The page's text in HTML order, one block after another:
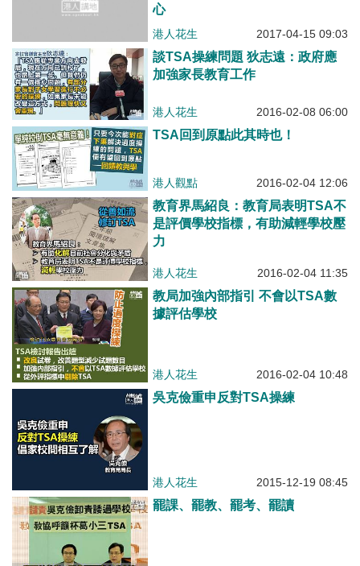
心
港人花生 2017-04-15 09:03
談TSA操練問題 狄志遠：政府應
加強家長教育工作
港人花生 2016-02-08 06:00
TSA回到原點此其時也！
港人觀點 2016-02-04 12:06
教育界馬紹良：教育局表明TSA不
是評價學校指標，有助減輕學校壓
力
港人花生 2016-02-04 11:35
教局加強內部指引 不會以TSA數
據評估學校
港人花生 2016-02-04 10:48
吳克儉重申反對TSA操練
港人花生 2015-12-19 08:45
罷課、罷教、罷考、罷讀